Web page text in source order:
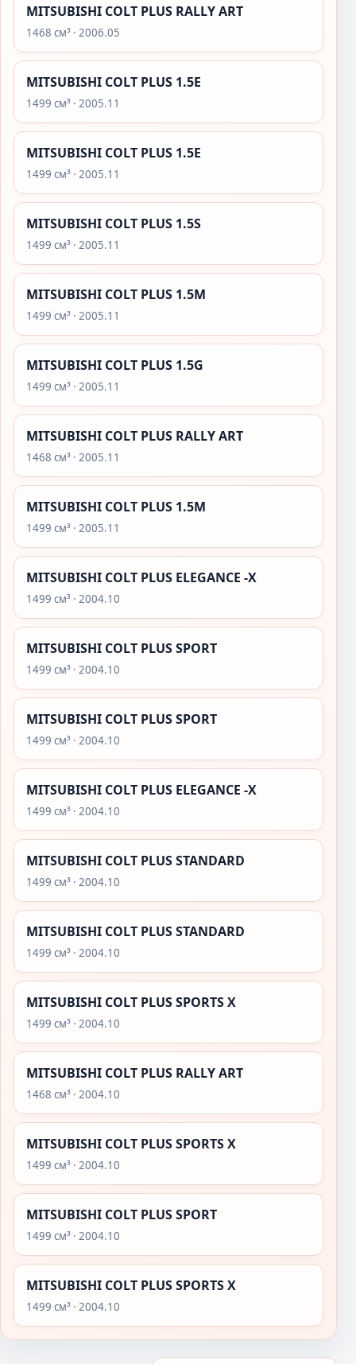
MITSUBISHI COLT PLUS RALLY ART
1468 см³ · 2006.05
MITSUBISHI COLT PLUS 1.5E
1499 см³ · 2005.11
MITSUBISHI COLT PLUS 1.5E
1499 см³ · 2005.11
MITSUBISHI COLT PLUS 1.5S
1499 см³ · 2005.11
MITSUBISHI COLT PLUS 1.5M
1499 см³ · 2005.11
MITSUBISHI COLT PLUS 1.5G
1499 см³ · 2005.11
MITSUBISHI COLT PLUS RALLY ART
1468 см³ · 2005.11
MITSUBISHI COLT PLUS 1.5M
1499 см³ · 2005.11
MITSUBISHI COLT PLUS ELEGANCE -X
1499 см³ · 2004.10
MITSUBISHI COLT PLUS SPORT
1499 см³ · 2004.10
MITSUBISHI COLT PLUS SPORT
1499 см³ · 2004.10
MITSUBISHI COLT PLUS ELEGANCE -X
1499 см³ · 2004.10
MITSUBISHI COLT PLUS STANDARD
1499 см³ · 2004.10
MITSUBISHI COLT PLUS STANDARD
1499 см³ · 2004.10
MITSUBISHI COLT PLUS SPORTS X
1499 см³ · 2004.10
MITSUBISHI COLT PLUS RALLY ART
1468 см³ · 2004.10
MITSUBISHI COLT PLUS SPORTS X
1499 см³ · 2004.10
MITSUBISHI COLT PLUS SPORT
1499 см³ · 2004.10
MITSUBISHI COLT PLUS SPORTS X
1499 см³ · 2004.10